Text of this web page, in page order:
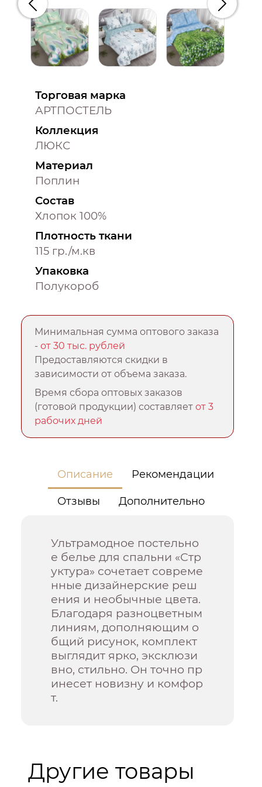
Предыдущий
Торговая марка
АРТПОСТЕЛЬ
Коллекция
ЛЮКС
Материал
Поплин
Состав
Хлопок 100%
Плотность ткани
115 гр./м.кв
Упаковка
Полукороб
Минимальная сумма оптового заказа
-от 30 тыс. рублей
Предоставляются скидки в
зависимости от объема заказа.
Время сбора оптовых заказов
(готовой продукции) составляетот 3
рабочих дней
Описание Рекомендации
Отзывы Дополнительно
Ультрамодное постельно
е белье для спальни «Стр
уктура» сочетает совреме
нные дизайнерские реш
ения и необычные цвета.
Благодаря разноцветным
линиям, дополняющим о
бщий рисунок, комплект
выглядит ярко, эксклюзи
вно, стильно. Он точно пр
инесет новизну и комфор
т.
Другие товары